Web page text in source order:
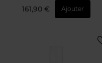
161,90 € Ajouter